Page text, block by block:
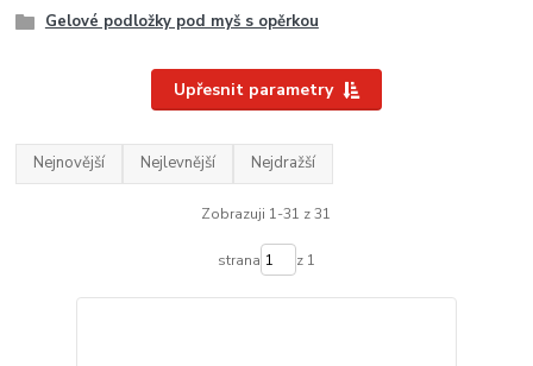
Gelové podložky pod myš s opěrkou
Upřesnit parametry
Nejnovější Nejlevnější Nejdražší
Zobrazuji 1-31 z 31
strana z 1